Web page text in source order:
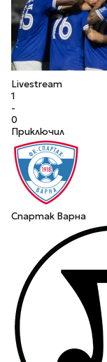
Livestream
1
-
0
Приключил
Спартак Варна